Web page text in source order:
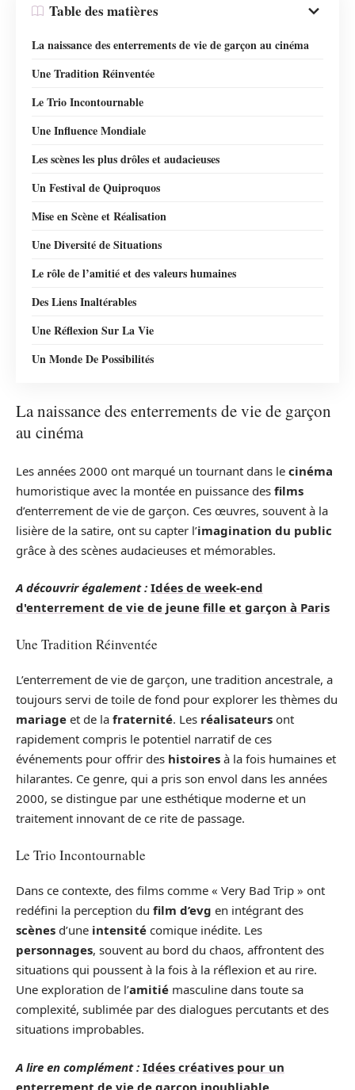
Table des matières
La naissance des enterrements de vie de garçon au cinéma
Une Tradition Réinventée
Le Trio Incontournable
Une Influence Mondiale
Les scènes les plus drôles et audacieuses
Un Festival de Quiproquos
Mise en Scène et Réalisation
Une Diversité de Situations
Le rôle de l’amitié et des valeurs humaines
Des Liens Inaltérables
Une Réflexion Sur La Vie
Un Monde De Possibilités
La naissance des enterrements de vie de garçon
au cinéma
Les années 2000 ont marqué un tournant dans le cinéma
humoristique avec la montée en puissance des films
d’enterrement de vie de garçon. Ces œuvres, souvent à la
lisière de la satire, ont su capter l’imagination du public
grâce à des scènes audacieuses et mémorables.
A découvrir également : Idées de week-end
d'enterrement de vie de jeune fille et garçon à Paris
Une Tradition Réinventée
L’enterrement de vie de garçon, une tradition ancestrale, a
toujours servi de toile de fond pour explorer les thèmes du
mariage et de la fraternité. Les réalisateurs ont
rapidement compris le potentiel narratif de ces
événements pour offrir des histoires à la fois humaines et
hilarantes. Ce genre, qui a pris son envol dans les années
2000, se distingue par une esthétique moderne et un
traitement innovant de ce rite de passage.
Le Trio Incontournable
Dans ce contexte, des films comme « Very Bad Trip » ont
redéfini la perception du film d’evg en intégrant des
scènes d’une intensité comique inédite. Les
personnages, souvent au bord du chaos, affrontent des
situations qui poussent à la fois à la réflexion et au rire.
Une exploration de l’amitié masculine dans toute sa
complexité, sublimée par des dialogues percutants et des
situations improbables.
A lire en complément : Idées créatives pour un
enterrement de vie de garçon inoubliable